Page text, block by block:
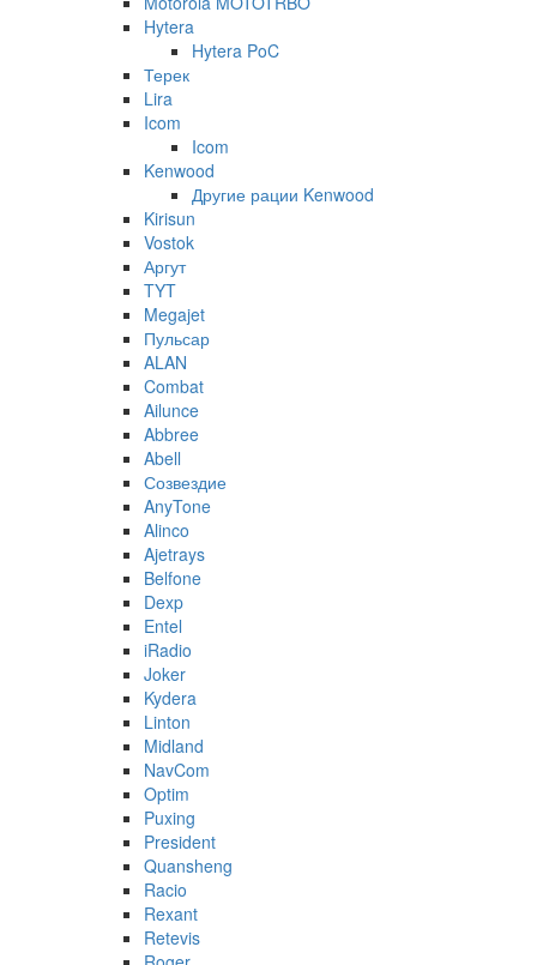
Hytera
Hytera PoC
Терек
Lira
Icom
Icom
Kenwood
Другие рации Kenwood
Kirisun
Vostok
Аргут
TYT
Megajet
Пульсар
ALAN
Combat
Ailunce
Abbree
Abell
Созвездие
AnyTone
Alinco
Ajetrays
Belfone
Dexp
Entel
iRadio
Joker
Kydera
Linton
Midland
NavCom
Optim
Puxing
President
Quansheng
Racio
Rexant
Retevis